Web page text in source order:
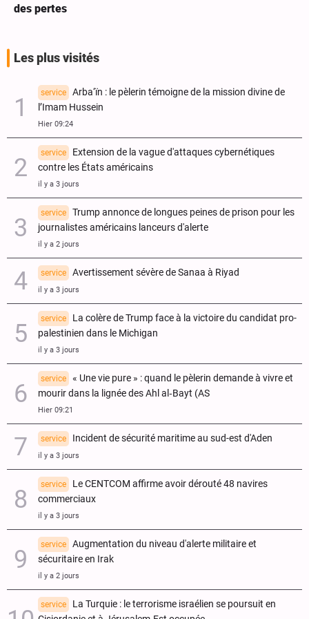
des pertes
Les plus visités
service
Arba‘ïn : le pèlerin témoigne de la mission divine de
l’Imam Hussein
Hier 09:24
service
Extension de la vague d'attaques cybernétiques
contre les États américains
il y a 3 jours
service
Trump annonce de longues peines de prison pour les
journalistes américains lanceurs d'alerte
il y a 2 jours
service Avertissement sévère de Sanaa à Riyad
il y a 3 jours
service
La colère de Trump face à la victoire du candidat pro-
palestinien dans le Michigan
il y a 3 jours
service
« Une vie pure » : quand le pèlerin demande à vivre et
mourir dans la lignée des Ahl al‑Bayt (AS
Hier 09:21
service Incident de sécurité maritime au sud-est d'Aden
il y a 3 jours
service
Le CENTCOM affirme avoir dérouté 48 navires
commerciaux
il y a 3 jours
service
Augmentation du niveau d'alerte militaire et
sécuritaire en Irak
il y a 2 jours
service
La Turquie : le terrorisme israélien se poursuit en